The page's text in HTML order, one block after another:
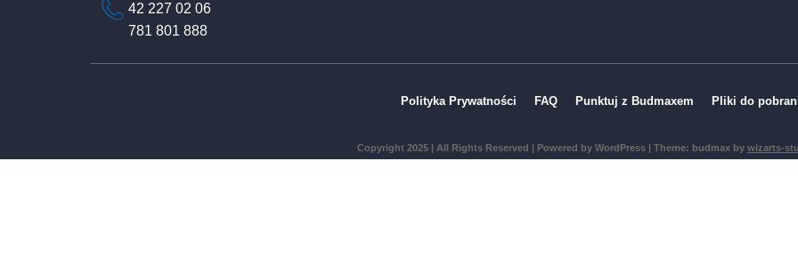
42 227 02 06
781 801 888
Polityka Prywatności FAQ Punktuj z Budmaxem Pliki do
Copyright 2025 | All Rights Reserved | Powered by WordPress | Theme: budmax by wizarts-